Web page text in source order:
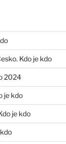
Kdo je kdo
2024
je kdo
je kdo